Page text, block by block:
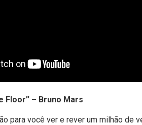
Floor” – Bruno Mars
para você ver e rever um milhão de